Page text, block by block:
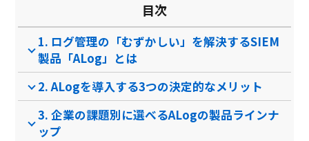
アプリ制御
製品名
サービス資料
無料ダウンロード
目次
1. ログ管理の「むずかしい」を解決するSIEM
製品「ALog」とは
2. ALogを導入する3つの決定的なメリット
3. 企業の課題別に選べるALogの製品ラインナ
ップ